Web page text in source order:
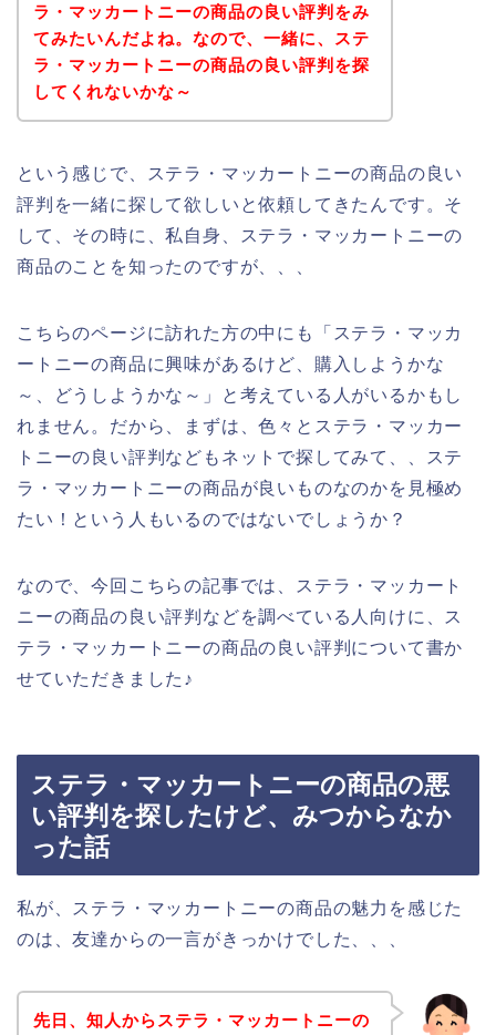
ラ・マッカートニーの商品の良い評判をみ
てみたいんだよね。なので、一緒に、ステ
ラ・マッカートニーの商品の良い評判を探
してくれないかな～
という感じで、ステラ・マッカートニーの商品の良い
評判を一緒に探して欲しいと依頼してきたんです。そ
して、その時に、私自身、ステラ・マッカートニーの
商品のことを知ったのですが、、、
こちらのページに訪れた方の中にも「ステラ・マッカ
ートニーの商品に興味があるけど、購入しようかな
～、どうしようかな～」と考えている人がいるかもし
れません。だから、まずは、色々とステラ・マッカー
トニーの良い評判などもネットで探してみて、、ステ
ラ・マッカートニーの商品が良いものなのかを見極め
たい！という人もいるのではないでしょうか？
なので、今回こちらの記事では、ステラ・マッカート
ニーの商品の良い評判などを調べている人向けに、ス
テラ・マッカートニーの商品の良い評判について書か
せていただきました♪
ステラ・マッカートニーの商品の悪
い評判を探したけど、みつからなか
った話
私が、ステラ・マッカートニーの商品の魅力を感じた
のは、友達からの一言がきっかけでした、、、
先日、知人からステラ・マッカートニーの